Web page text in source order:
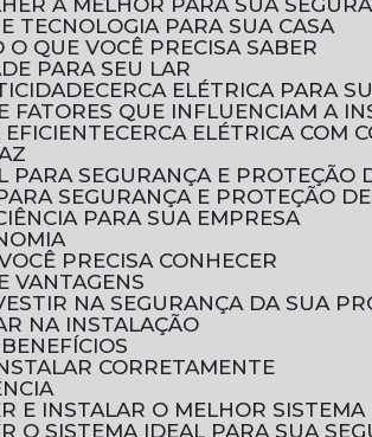
A MELHOR PARA SUA
TECNOLOGIA PARA SUA CASA
QUE VOCÊ PRECISA SABER
PARA SEU LAR
CERCA ELÉTRICA PARA
FATORES QUE INFLUENCIAM A
EFICIENTE
CERCA ELÉTRICA COM
PARA SEGURANÇA E PROTEÇÃO
SEGURANÇA E PROTEÇÃO
PARA SUA EMPRESA
PRECISA CONHECER
VANTAGENS
NA SEGURANÇA DA SUA
NA INSTALAÇÃO
CORRETAMENTE
E INSTALAR O MELHOR SISTEMA
O SISTEMA IDEAL PARA SUA